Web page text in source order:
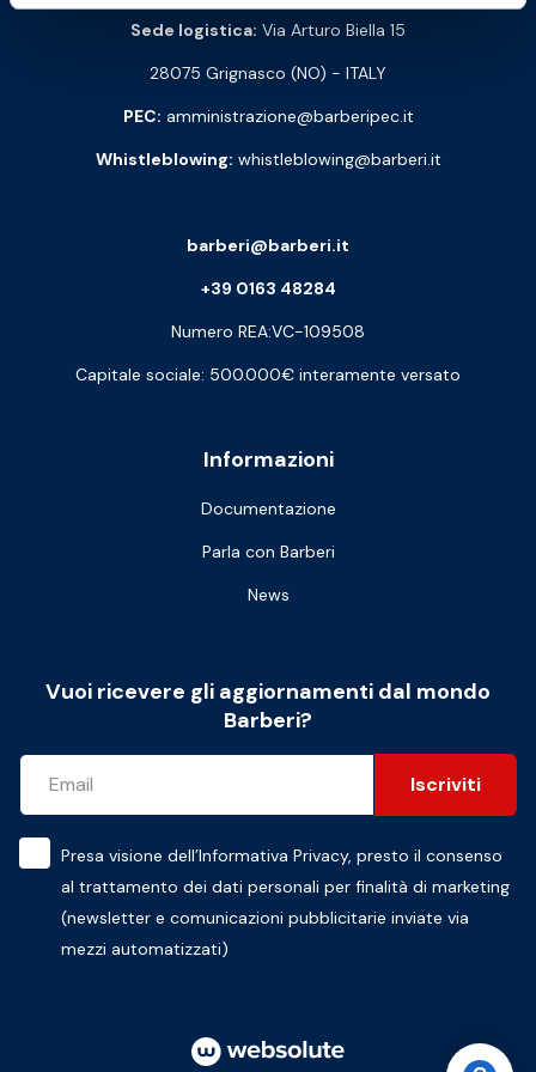
Sede logistica: Via Arturo Biella 15
28075 Grignasco (NO) - ITALY
PEC: amministrazione@barberipec.it
Whistleblowing: whistleblowing@barberi.it
Informazioni
Documentazione
Parla con Barberi
News
barberi@barberi.it
+39 0163 48284
Numero REA:VC-109508
Capitale sociale: 500.000€ interamente versato
Vuoi ricevere gli aggiornamenti dal mondo
Barberi?
Iscriviti
Presa visione dell’Informativa Privacy, presto il consenso
al trattamento dei dati personali per finalità di marketing
(newsletter e comunicazioni pubblicitarie inviate via
mezzi automatizzati)